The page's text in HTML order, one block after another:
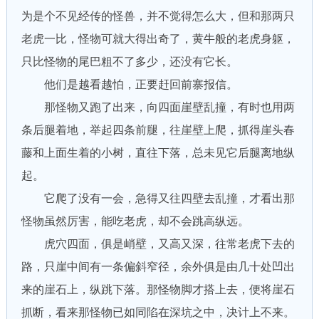
为是个不见经传的怪兽，并不觉得怎么大，但和那两只
老虎一比，怪物可就大得出奇了，黄牛般的老虎身躯，
只比怪物的尾巴粗不了多少，还没有它长。
他们是越看越怕，正要赶回前寨报信。
那怪物又跑了出来，向四面崖壁乱撞，有时也用两
条后腿着地，举起四条前腿，往崖壁上爬，抓得崖头春
藤和上面生着的小树，直往下落，总未见它后腿离地纵
起。
它爬了没有一会，急得又往四壁去乱撞，才看出那
怪物虽然厉害，能吃老虎，却不会跳高纵远。
虎穴四面，俱是峭壁，又高又深，往常老虎下去的
路，只崖中间有一条偏斜窄径，余外俱是由几十处凹出
来的崖石上，纵跳下落。那怪物脚才搭上去，便将崖石
抓断，看来那怪物已如同陷在深坑之中，决计上不来。